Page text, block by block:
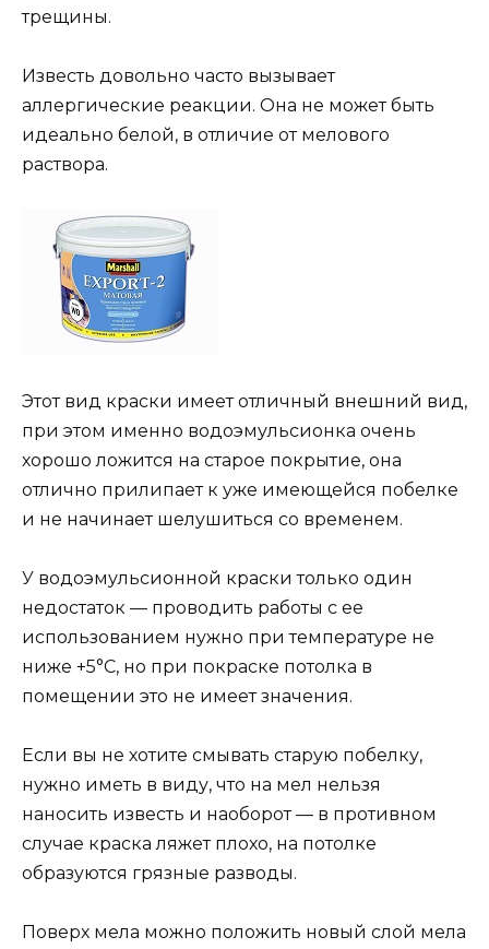
трещины.
Известь довольно часто вызывает
аллергические реакции. Она не может быть
идеально белой, в отличие от мелового
раствора.
Этот вид краски имеет отличный внешний вид,
при этом именно водоэмульсионка очень
хорошо ложится на старое покрытие, она
отлично прилипает к уже имеющейся побелке
и не начинает шелушиться со временем.
У водоэмульсионной краски только один
недостаток — проводить работы с ее
использованием нужно при температуре не
ниже +5°С, но при покраске потолка в
помещении это не имеет значения.
Если вы не хотите смывать старую побелку,
нужно иметь в виду, что на мел нельзя
наносить известь и наоборот — в противном
случае краска ляжет плохо, на потолке
образуются грязные разводы.
Поверх мела можно положить новый слой мела